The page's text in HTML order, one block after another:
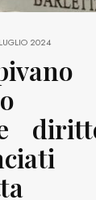
2024